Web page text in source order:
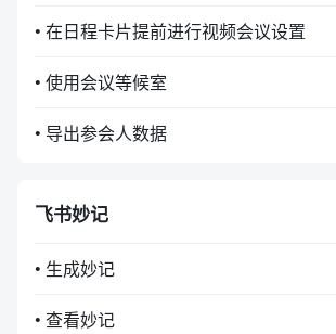
• 在日程卡片提前进行视频会议设置
• 使用会议等候室
• 导出参会人数据
飞书妙记
• 生成妙记
• 查看妙记